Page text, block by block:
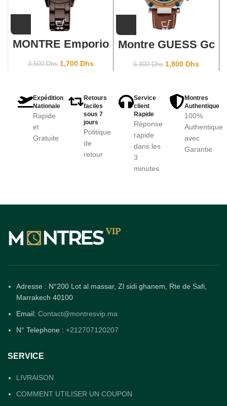
MONTRE Emporio
AR1448
3,500Dhs 1,700 Dhs
Montre GUESS Gc
6,800Dhs 1,800 Dhs
Expédition
Nationale
Rapide
et
Gratuite
Retours
faciles
sous 7
jours
Politique
de
retour
Service
client
Rapide
Réponse
rapide
dans les
3
minutes
Montres
Authentique
100%
Authentique
avec
Garantie
Adresse : N°200 Lot al massar, Zl sidi ghanem, Rte de Safi,
Marrakech 40100
Email: Contact@montresvip.ma
N° Telephone : +212707120207
SERVICE
LIVRAISON
COMMENT UTILISER UN COUPON